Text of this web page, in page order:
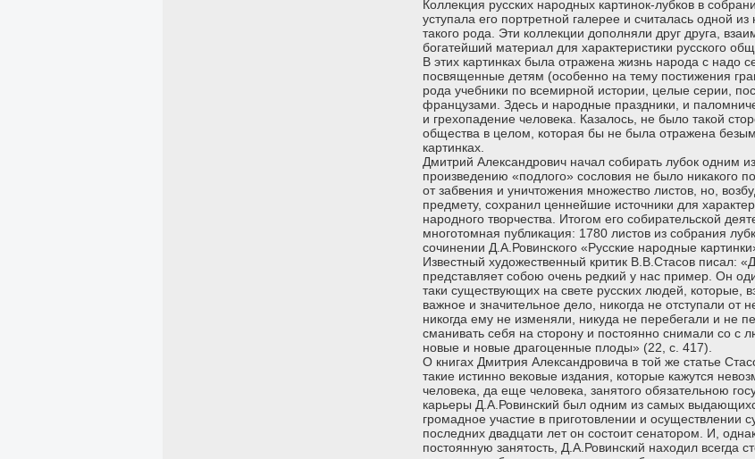
Коллекция русских народных картинок-лубков в
уступала его портретной галерее и считалась одной
такого рода. Эти коллекции дополняли друг друга,
богатейший материал для характеристики русского
В этих картинках была отражена жизнь народа с надо
посвященные детям (особенно на тему постижения
рода учебники по всемирной истории, целые серии,
французами. Здесь и народные праздники, и
и грехопадение человека. Казалось, не было такой
общества в целом, которая бы не была отражена
картинках.
Дмитрий Александрович начал собирать лубок одним
произведению «подлого» сословия не было никакого
от забвения и уничтожения множество листов, но,
предмету, сохранил ценнейшие источники для
народного творчества. Итогом его собирательской
многотомная публикация: 1780 листов из собрания
сочинении Д.А.Ровинского «Русские народные
Известный художественный критик В.В.Стасов писал:
представляет собою очень редкий у нас пример. Он
таки существующих на свете русских людей, которые,
важное и значительное дело, никогда не отступали от
никогда ему не изменяли, никуда не перебегали и не
сманивать себя на сторону и постоянно снимали со с
новые и новые драгоценные плоды» (22, с. 417).
О книгах Дмитрия Александровича в той же статье
такие истинно вековые издания, которые кажутся
человека, да еще человека, занятого обязательною
карьеры Д.А.Ровинский был одним из самых
громадное участие в приготовлении и
последних двадцати лет он состоит сенатором. И,
постоянную занятость, Д.А.Ровинский находил всегда